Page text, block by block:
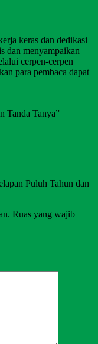
keras dan dedikasi
dan menyampaikan
cerpen-cerpen
para pembaca dapat
Tanda Tanya”
Puluh Tahun dan
Ruas yang wajib